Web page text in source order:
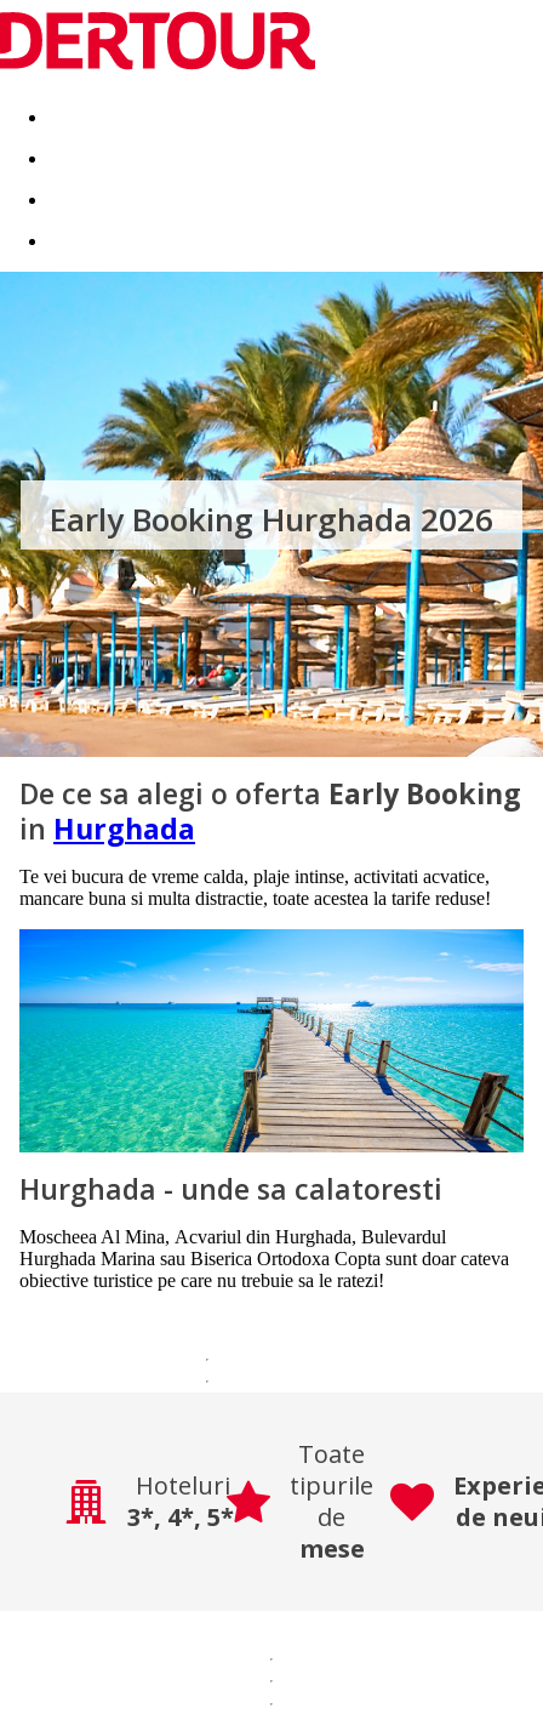
Destinatii Vacanta perfecta OFERTE DE NERATAT
Early Booking Hurghada 2026
De ce sa alegi o oferta Early Booking
in Hurghada
Te vei bucura de vreme calda, plaje intinse, activitati acvatice,
mancare buna si multa distractie, toate acestea la tarife reduse!
Hurghada - unde sa calatoresti
Moscheea Al Mina, Acvariul din Hurghada, Bulevardul
Hurghada Marina sau Biserica Ortodoxa Copta sunt doar cateva
obiective turistice pe care nu trebuie sa le ratezi!
Hoteluri
3*, 4*, 5*
Toate
tipurile
de
mese
de